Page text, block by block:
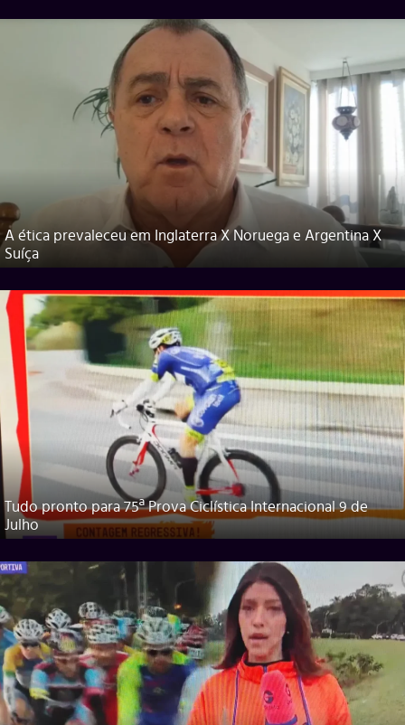
A ética prevaleceu em Inglaterra X Noruega e Argentina X
Suíça
Tudo pronto para 75ª Prova Ciclística Internacional 9 de
Julho